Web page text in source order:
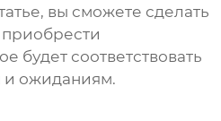
вы сможете сделать
будет соответствовать
и ожиданиям.